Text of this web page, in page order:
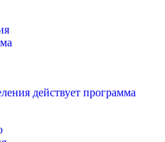
действует программа